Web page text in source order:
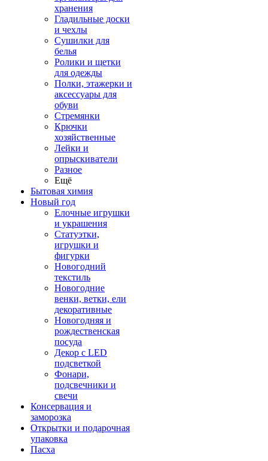
хранения
Гладильные доски
и чехлы
Сушилки для
белья
Ролики и щетки
для одежды
Полки, этажерки и
аксессуары для
обуви
Стремянки
Крючки
хозяйственные
Лейки и
опрыскиватели
Разное
Ещё
Бытовая химия
Новый год
Елочные игрушки
и украшения
Статуэтки,
игрушки и
фигурки
Новогодний
текстиль
Новогодние
венки, ветки, ели
декоративные
Новогодняя и
рождественская
посуда
Декор с LED
подсветкой
Фонари,
подсвечники и
свечи
Консервация и
заморозка
Открытки и подарочная
упаковка
Пасха